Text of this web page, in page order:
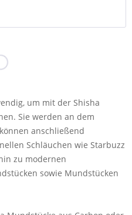
um mit der Shisha
Sie werden an dem
anschließend
Schläuchen wie Starbuzz
zu modernen
sowie Mundstücken